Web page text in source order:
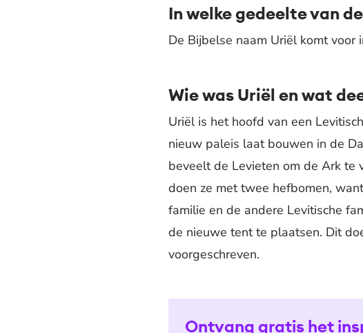
In welke gedeelte van
De Bijbelse naam Uriël komt voor
Wie was Uriël en wat
Uriël is het hoofd van een
nieuw paleis laat bouwen in de
beveelt de Levieten om de Ark te
doen ze met twee hefbomen,
familie en de andere Levitische
de nieuwe tent te plaatsen. Dit
voorgeschreven.
Ontvang gratis het